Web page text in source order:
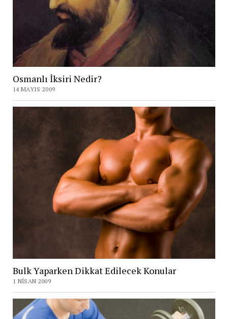
Osmanlı İksiri Nedir?
14 MAYIS 2009
Bulk Yaparken Dikkat Edilecek Konular
1 NISAN 2009